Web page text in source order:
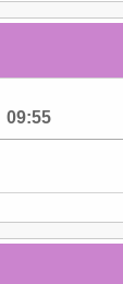
09:55